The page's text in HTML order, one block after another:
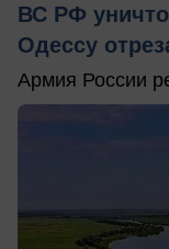
ВС РФ
Одессу
Армия России